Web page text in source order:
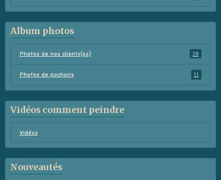
Album photos
Photos de nos clients(es) 38
Photos de pochoirs 11
Vidéos comment peindre
Vidéos
Nouveautés